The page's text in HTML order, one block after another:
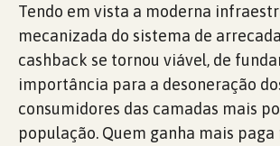
Tendo em vista a moderna
mecanizada do sistema de
cashback se tornou viável, de
importância para a desoneração
consumidores das camadas mais
população. Quem ganha mais paga